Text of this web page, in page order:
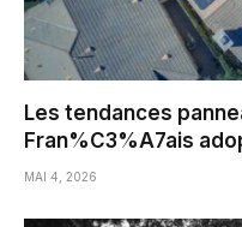
Les tendances
Fran%C3%A7ais
MAI 4, 2026